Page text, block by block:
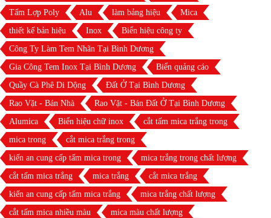
Tấm Lợp Poly
Alu làm bảng hiệu
Mica
thiết kế bản hiệu
Inox
Biển hiệu công ty
Công Ty Làm Tem Nhãn Tại Bình Dương
Gia Công Tem Inox Tại Bình Dương
Biển quảng cáo
Quầy Cà Phê Di Dộng
Đất Ở Tại Bình Dương
Rao Vặt - Bán Nhà
Rao Vặt - Bán Đất Ở Tại Bình Dương
Alumica
Biển hiệu chữ inox
cắt tấm mica trắng trong
mica trong
cắt mica trắng trong
kiến an cung cấp tấm mica trong
mica trắng trong chất lượng
cắt tấm mica trắng
mica trắng
cắt mica trắng
kiến an cung cấp tấm mica trắng
mica trắng chất lượng
cắt tấm mica nhiều màu
mica màu chất lượng